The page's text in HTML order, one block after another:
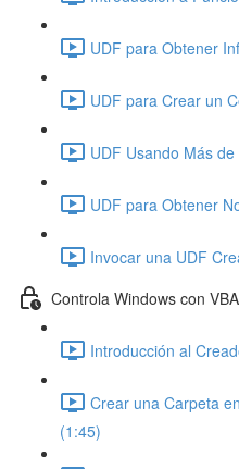
UDF para Obtener
UDF para Crear un
UDF Usando Más
UDF para Obtener
Invocar una UDF
Controla Windows con
Introducción al
Crear una Carpeta
(1:45)